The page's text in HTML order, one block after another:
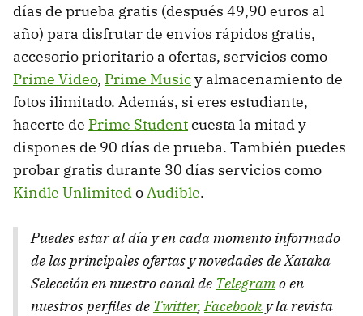
días de prueba gratis (después 49,90 euros al
año) para disfrutar de envíos rápidos gratis,
accesorio prioritario a ofertas, servicios como
Prime Video, Prime Musicy almacenamiento de
fotos ilimitado. Además, si eres estudiante,
hacerte de Prime Studentcuesta la mitad y
dispones de 90 días de prueba. También puedes
probar gratis durante 30 días servicios como
Kindle UnlimitedoAudible.
Puedes estar al día y en cada momento informado
de las principales ofertas y novedades de Xataka
Selección en nuestro canal de Telegramo en
nuestros perfiles de Twitter,Facebook y la revista